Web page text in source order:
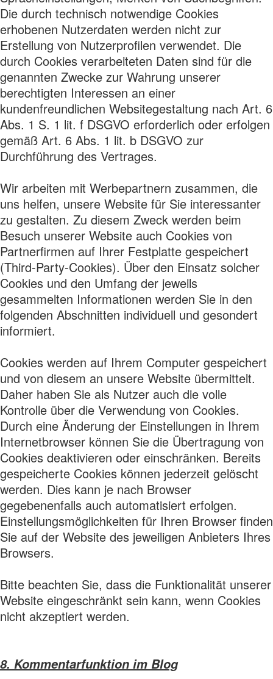
Die durch technisch notwendige Cookies
erhobenen Nutzerdaten werden nicht zur
Erstellung von Nutzerprofilen verwendet. Die
durch Cookies verarbeiteten Daten sind für die
genannten Zwecke zur Wahrung unserer
berechtigten Interessen an einer
kundenfreundlichen Websitegestaltung nach Art. 6
Abs. 1 S. 1 lit. f DSGVO erforderlich oder erfolgen
gemäß Art. 6 Abs. 1 lit. b DSGVO zur
Durchführung des Vertrages.
Wir arbeiten mit Werbepartnern zusammen, die
uns helfen, unsere Website für Sie interessanter
zu gestalten. Zu diesem Zweck werden beim
Besuch unserer Website auch Cookies von
Partnerfirmen auf Ihrer Festplatte gespeichert
(Third-Party-Cookies). Über den Einsatz solcher
Cookies und den Umfang der jeweils
gesammelten Informationen werden Sie in den
folgenden Abschnitten individuell und gesondert
informiert.
Cookies werden auf Ihrem Computer gespeichert
und von diesem an unsere Website übermittelt.
Daher haben Sie als Nutzer auch die volle
Kontrolle über die Verwendung von Cookies.
Durch eine Änderung der Einstellungen in Ihrem
Internetbrowser können Sie die Übertragung von
Cookies deaktivieren oder einschränken. Bereits
gespeicherte Cookies können jederzeit gelöscht
werden. Dies kann je nach Browser
gegebenenfalls auch automatisiert erfolgen.
Einstellungsmöglichkeiten für Ihren Browser finden
Sie auf der Website des jeweiligen Anbieters Ihres
Browsers.
Bitte beachten Sie, dass die Funktionalität unserer
Website eingeschränkt sein kann, wenn Cookies
nicht akzeptiert werden.
8. Kommentarfunktion im Blog